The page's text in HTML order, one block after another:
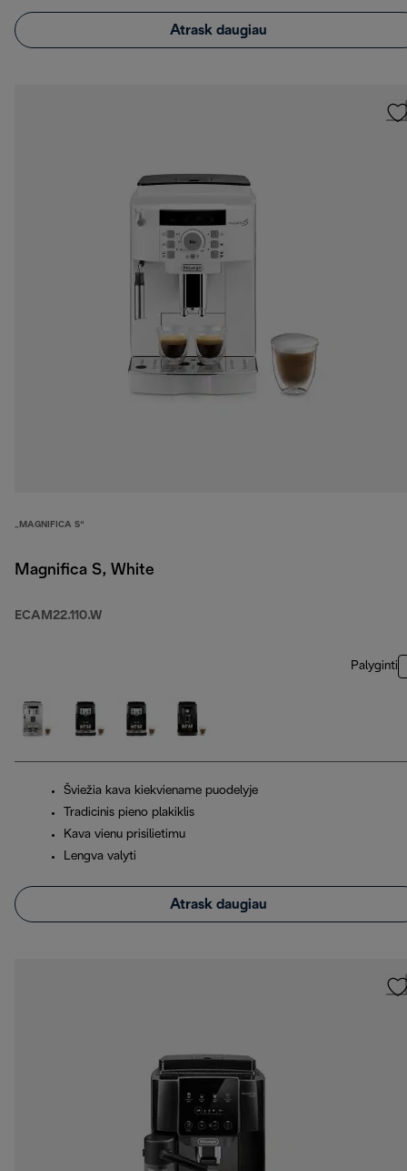
Atrask daugiau
„MAGNIFICA S“
Magnifica S, White
ECAM22.110.W
Palyginti
Šviežia kava kiekviename puodelyje
Tradicinis pieno plakiklis
Kava vienu prisilietimu
Lengva valyti
Atrask daugiau